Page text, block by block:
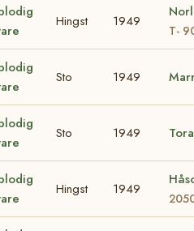
Hingst 1949
T-
Sto 1949
Sto 1949
Hingst 1949